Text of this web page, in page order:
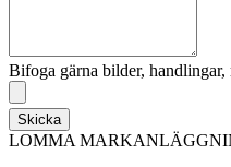
Bifoga gärna bilder,
Skicka
LOMMA